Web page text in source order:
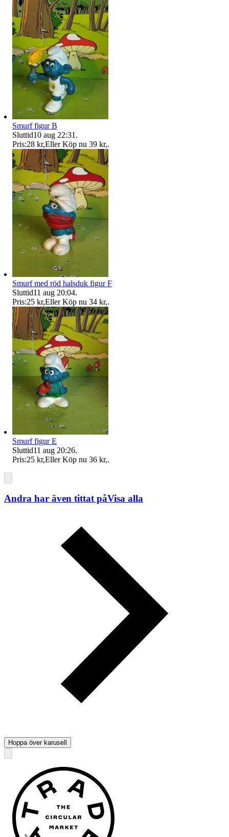
Smurf figur B
Sluttid10 aug 22:31 .
Pris:28 kr,Eller Köp nu 39 kr,.
Smurf med röd halsduk figur F
Sluttid11 aug 20:04.
Pris:25 kr,Eller Köp nu 34 kr,.
Smurf figur E
Sluttid11 aug 20:26.
Pris:25 kr,Eller Köp nu 36 kr,.
Andra har även tittat påVisa alla
Hoppa över karusell